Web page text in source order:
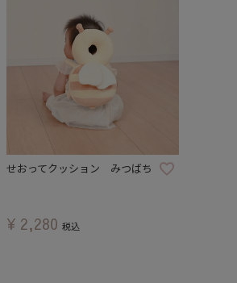
せおってクッション みつばち
¥ 2,280 税込